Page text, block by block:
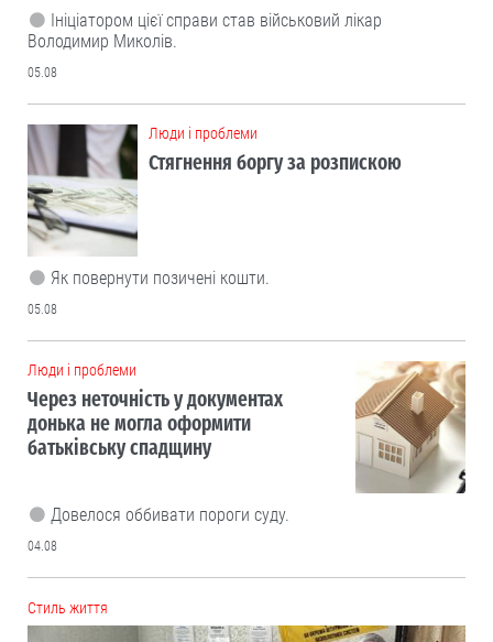
Ініціатором цієї справи став військовий лікар
Володимир Миколів.
05.08
Люди і проблеми
Стягнення боргу за розпискою
Як повернути позичені кошти.
05.08
Люди і проблеми
Через неточність у документах
донька не могла оформити
батьківську спадщину
Довелося оббивати пороги суду.
04.08
Cтиль життя